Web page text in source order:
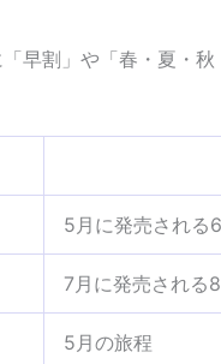
早割」や「春・夏・
5月に発売される
7月に発売される
5月の旅程